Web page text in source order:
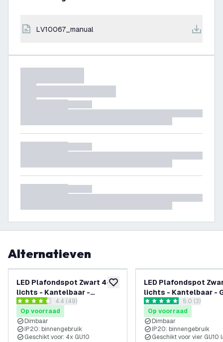
LV10067_manual
Alternatieven
toevoegen aan verlanglijst
LED Plafondspot Zwart 4-
lichts - Kantelbaar -
Dimbaar - GU10 fitting –
Opbouw
reviews drawer openen
4.4 score sterren4.4 (49)
Op voorraad
Dimbaar
IP20: binnengebruik
Geschikt voor: 4x GU10
LED Plafondspot
lichts - Kantelbaar -
Fitting reviews
5 score sterren5.0 (3)
Op voorraad
Dimbaar
IP20: binnengebruik
Geschikt voor vier GU10